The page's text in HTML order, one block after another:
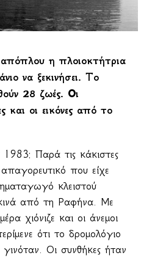
η πλοιοκτήτρια
να ξεκινήσει. Το
28 ζωές. Οι
και οι εικόνες από το
Παρά τις κάκιστες
απαγορευτικό που είχε
κλειστού
από τη Ραφήνα. Με
χιόνιζε και οι άνεμοι
ότι το δρομολόγιο
Οι συνθήκες ήταν